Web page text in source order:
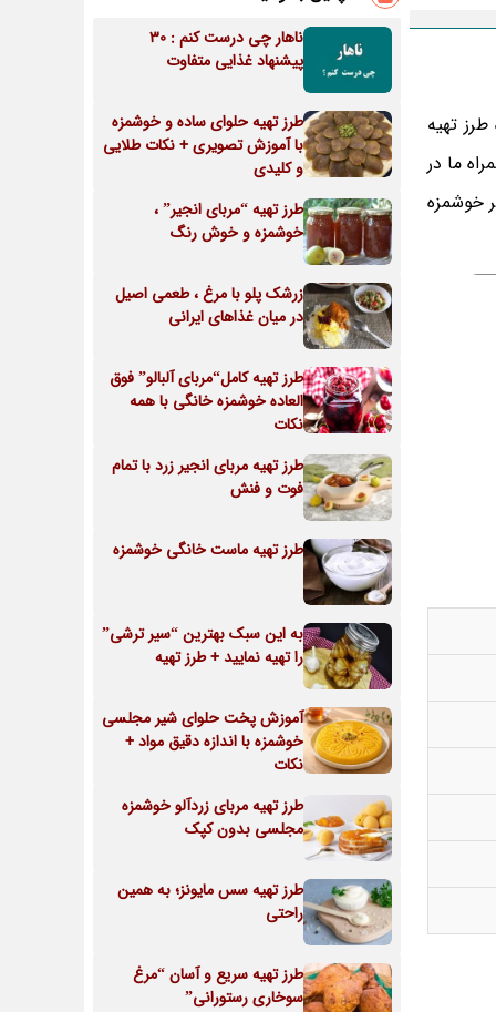
تهیه
ما در
خوشمزه
ناهار چی درست کنم : 30
پیشنهاد غذایی متفاوت
طرز تهیه حلوای ساده و خوشمزه
با آموزش تصویری + نکات طلایی
و کلیدی
طرز تهیه “مربای انجیر” ،
خوشمزه و خوش رنگ
زرشک پلو با مرغ ، طعمی اصیل
در میان غذاهای ایرانی
طرز تهیه کامل“مربای آلبالو” فوق
العاده خوشمزه خانگی با همه
نکات
طرز تهیه مربای انجیر زرد با تمام
فوت و فنش
طرز تهیه ماست خانگی خوشمزه
به این سبک بهترین “سیر ترشی”
را تهیه نمایید + طرز تهیه
آموزش پخت حلوای شیر مجلسی
خوشمزه با اندازه دقیق مواد +
نکات
طرز تهیه مربای زردآلو خوشمزه
مجلسی بدون کپک
طرز تهیه سس مایونز؛ به همین
راحتی
طرز تهیه سریع و آسان “مرغ
سوخاری رستورانی”